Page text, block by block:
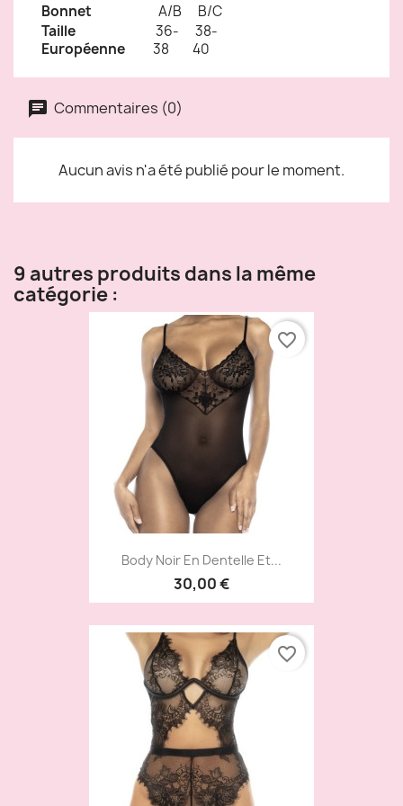
Bonnet
A/B
B/C
Taille
Européenne
36-
38
38-
40
Commentaires (0)
Aucun avis n'a été publié pour le moment.
9 autres produits dans la même
catégorie :
Body Noir En Dentelle Et...
30,00 €
favorite_border
favorite_border